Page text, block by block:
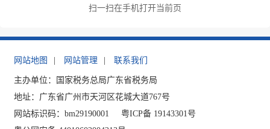
扫一扫在手机打开当前页
网站地图 网站管理 联系我们
主办单位：国家税务总局广东省税务局
地址：广东省广州市天河区花城大道767号
网站标识码：bm29190001
粤ICP备 19143301号